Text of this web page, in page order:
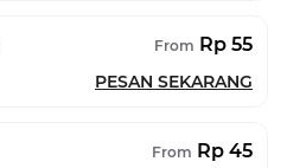
From Rp 55
PESAN SEKARANG
From Rp 45